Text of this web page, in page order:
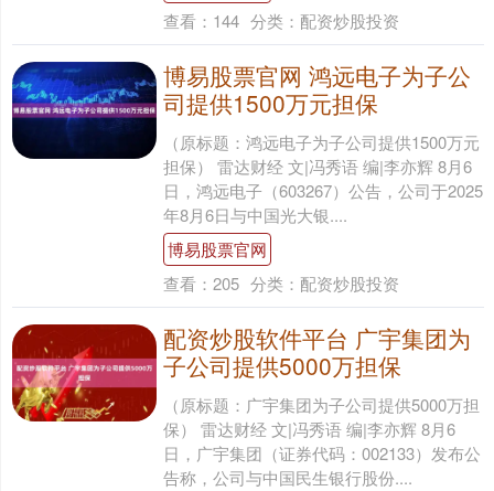
查看： 144 分类： 配资炒股投资
博易股票官网 鸿远电子为子公
司提供1500万元担保
（原标题：鸿远电子为子公司提供1500万元
担保） 雷达财经 文|冯秀语 编|李亦辉 8月6
日，鸿远电子（603267）公告，公司于2025
年8月6日与中国光大银....
博易股票官网
查看： 205 分类： 配资炒股投资
配资炒股软件平台 广宇集团为
子公司提供5000万担保
（原标题：广宇集团为子公司提供5000万担
保） 雷达财经 文|冯秀语 编|李亦辉 8月6
日，广宇集团（证券代码：002133）发布公
告称，公司与中国民生银行股份....